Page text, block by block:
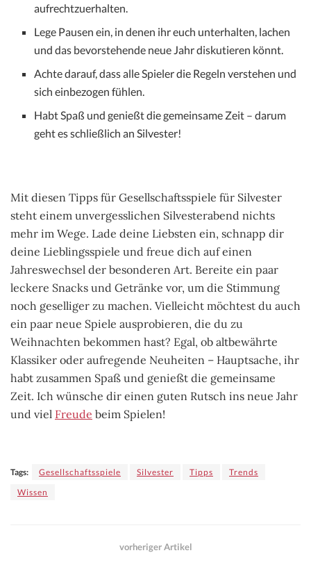
aufrechtzuerhalten.
Lege Pausen ein, in denen ihr euch unterhalten, lachen
und das bevorstehende neue Jahr diskutieren könnt.
Achte darauf, dass alle Spieler die Regeln verstehen und
sich einbezogen fühlen.
Habt Spaß und genießt die gemeinsame Zeit – darum
geht es schließlich an Silvester!
Mit diesen Tipps für Gesellschaftsspiele für Silvester
steht einem unvergesslichen Silvesterabend nichts
mehr im Wege. Lade deine Liebsten ein, schnapp dir
deine Lieblingsspiele und freue dich auf einen
Jahreswechsel der besonderen Art. Bereite ein paar
leckere Snacks und Getränke vor, um die Stimmung
noch geselliger zu machen. Vielleicht möchtest du auch
ein paar neue Spiele ausprobieren, die du zu
Weihnachten bekommen hast? Egal, ob altbewährte
Klassiker oder aufregende Neuheiten – Hauptsache, ihr
habt zusammen Spaß und genießt die gemeinsame
Zeit. Ich wünsche dir einen guten Rutsch ins neue Jahr
und viel Freude beim Spielen!
Tags: Gesellschaftsspiele Silvester Tipps
Trends
Wissen
vorheriger Artikel